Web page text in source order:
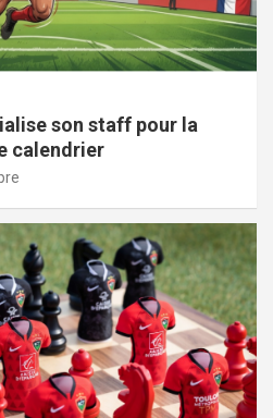
son staff pour la
calendrier